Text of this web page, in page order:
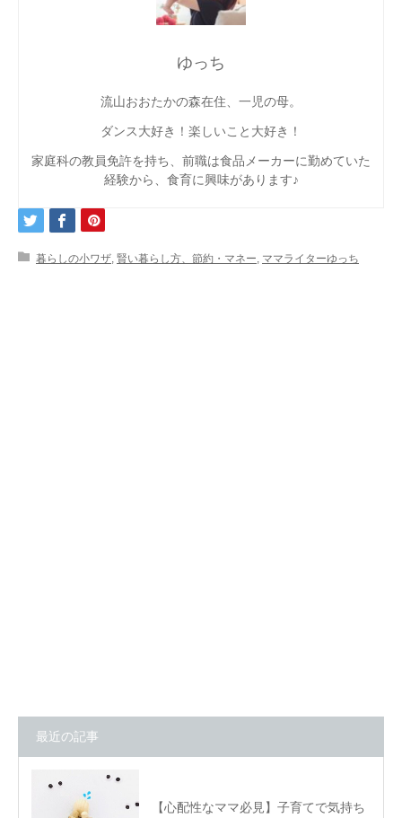
ゆっち
流山おおたかの森在住、一児の母。
ダンス大好き！楽しいこと大好き！
家庭科の教員免許を持ち、前職は食品メーカーに勤めていた
経験から、食育に興味があります♪
暮らしの小ワザ, 賢い暮らし方、節約・マネー, ママライターゆっち
最近の記事
【心配性なママ必見】子育てで気持ち